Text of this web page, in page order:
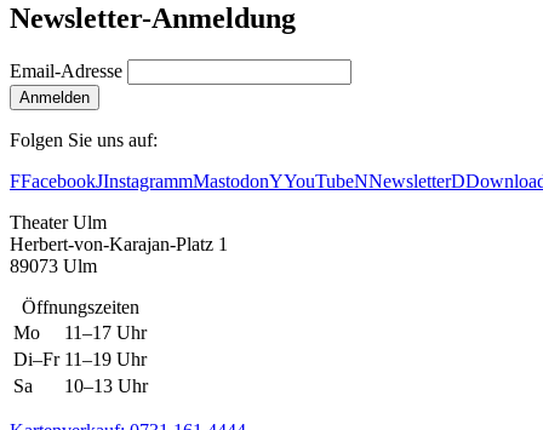
Newsletter-Anmeldung
Email-Adresse
Anmelden
Folgen Sie uns auf:
FFacebookJInstagrammMastodonYYouTubeNNewsletterD
Theater Ulm
Herbert-von-Karajan-Platz 1
89073 Ulm
Öffnungszeiten
Mo
11–17 Uhr
Di–Fr 11–19 Uhr
Sa
10–13 Uhr